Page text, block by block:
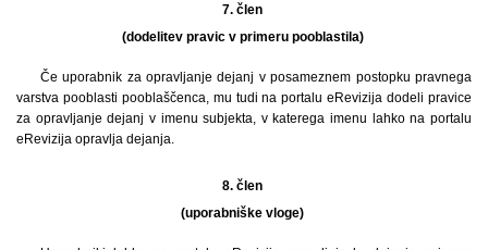
7. člen
(dodelitev pravic v primeru pooblastila)
Če uporabnik za opravljanje dejanj v posameznem postopku pravnega
varstva pooblasti pooblaščenca, mu tudi na portalu eRevizija dodeli pravice
za opravljanje dejanj v imenu subjekta, v katerega imenu lahko na portalu
eRevizija opravlja dejanja.
8. člen
(uporabniške vloge)